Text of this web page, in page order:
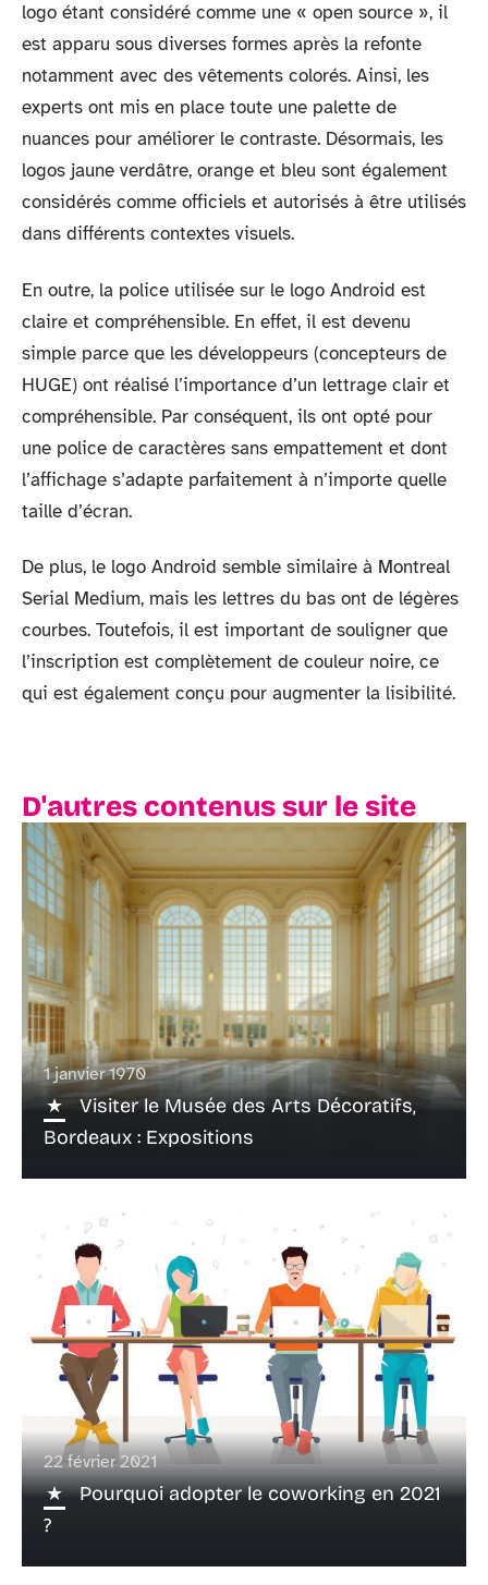
logo étant considéré comme une « open source », il
est apparu sous diverses formes après la refonte
notamment avec des vêtements colorés. Ainsi, les
experts ont mis en place toute une palette de
nuances pour améliorer le contraste. Désormais, les
logos jaune verdâtre, orange et bleu sont également
considérés comme officiels et autorisés à être utilisés
dans différents contextes visuels.
En outre, la police utilisée sur le logo Android est
claire et compréhensible. En effet, il est devenu
simple parce que les développeurs (concepteurs de
HUGE) ont réalisé l’importance d’un lettrage clair et
compréhensible. Par conséquent, ils ont opté pour
une police de caractères sans empattement et dont
l’affichage s’adapte parfaitement à n’importe quelle
taille d’écran.
De plus, le logo Android semble similaire à Montreal
Serial Medium, mais les lettres du bas ont de légères
courbes. Toutefois, il est important de souligner que
l’inscription est complètement de couleur noire, ce
qui est également conçu pour augmenter la lisibilité.
D'autres contenus sur le site
1 janvier 1970
Visiter le Musée des Arts Décoratifs,
Bordeaux : Expositions
22 février 2021
Pourquoi adopter le coworking en 2021
?